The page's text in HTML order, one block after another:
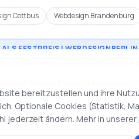
Cottbus Webdesign Brandenburg
ALS FESTPREIS |
Bremen, Dresden, Hannover und
und digitale Firmenmappen.
bereitzustellen und ihre
Optionale Cookies (Statistik,
jederzeit ändern. Mehr in unserer